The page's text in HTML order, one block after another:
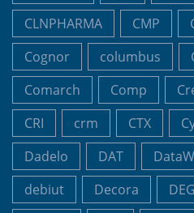
CLNPHARMA
CMP
Cognor
columbus
Comarch
Comp
CRI
crm CTX
Dadelo
DAT
debiut
Decora DEG